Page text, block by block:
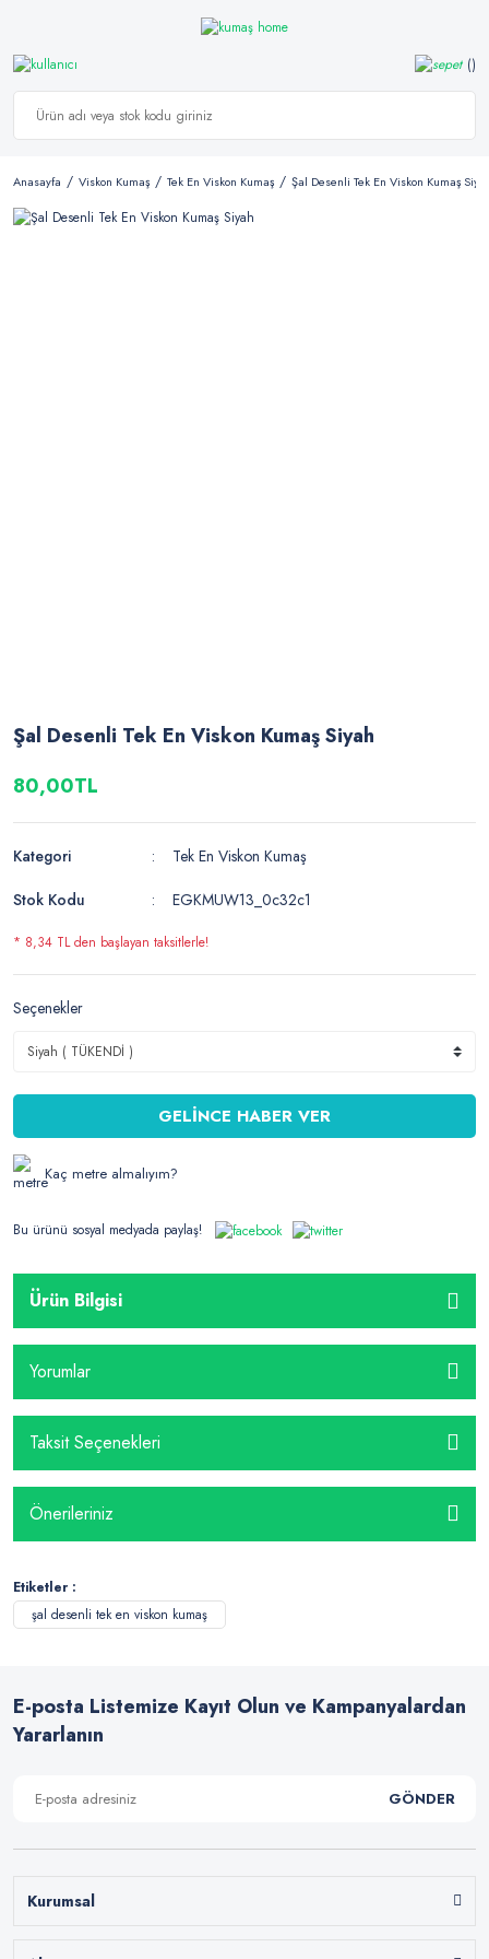
Anasayfa Viskon Kumaş Tek En Viskon Kumaş Şal Desenli Tek En Viskon Kumaş
Şal Desenli Tek En Viskon Kumaş Siyah
80,00TL
Kategori
Tek En Viskon Kumaş
Stok Kodu
EGKMUW13_0c32c1
* 8,34 TL den başlayan taksitlerle!
Seçenekler
GELİNCE HABER VER
Kaç metre almalıyım?
Bu ürünü sosyal medyada paylaş!
Ürün Bilgisi
Yorumlar
Taksit Seçenekleri
Önerileriniz
Etiketler :
şal desenli tek en viskon kumaş
E-posta Listemize Kayıt Olun ve Kampanyalardan
Yararlanın
GÖNDER
Kurumsal